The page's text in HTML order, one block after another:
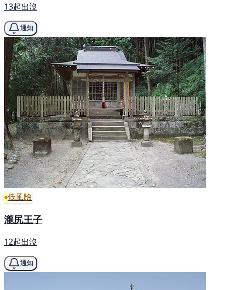
13起出沒
通知
低風險
瀧尻王子
12起出沒
通知